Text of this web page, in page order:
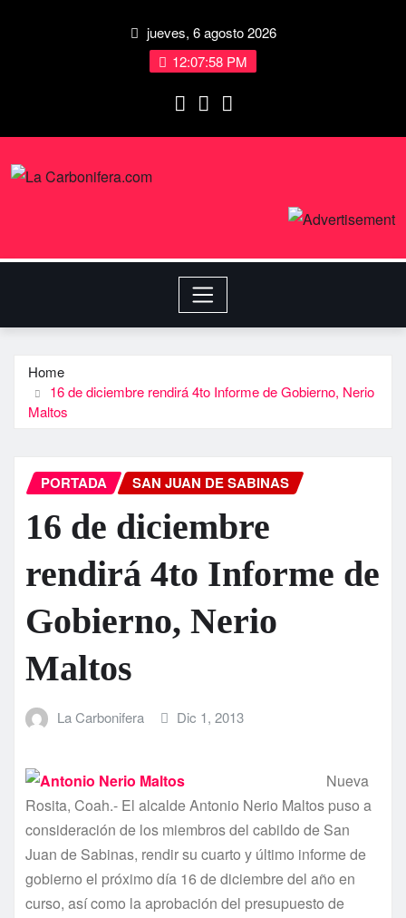
jueves, 6 agosto 2026
12:07:58 PM
Home
16 de diciembre rendirá 4to Informe de Gobierno, Nerio
Maltos
PORTADA SAN JUAN DE SABINAS
16 de diciembre
rendirá 4to Informe de
Gobierno, Nerio
Maltos
La Carbonifera Dic 1, 2013
Nueva
Rosita, Coah.- El alcalde Antonio Nerio Maltos puso a
consideración de los miembros del cabildo de San
Juan de Sabinas, rendir su cuarto y último informe de
gobierno el próximo dí­a 16 de diciembre del año en
curso, así­ como la aprobación del presupuesto de